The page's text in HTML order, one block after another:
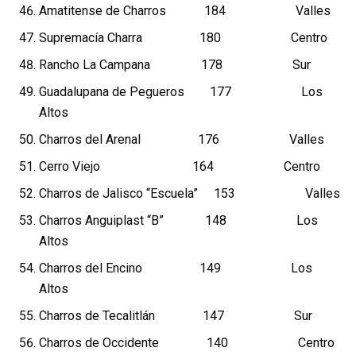
Amatitense de Charros 184 Valles
Supremacía Charra 180 Centro
Rancho La Campana 178 Sur
Guadalupana de Pegueros 177 Los
Altos
Charros del Arenal 176 Valles
Cerro Viejo 164 Centro
Charros de Jalisco “Escuela” 153 Valles
Charros Anguiplast “B” 148 Los
Altos
Charros del Encino 149 Los
Altos
Charros de Tecalitlán 147 Sur
Charros de Occidente 140 Centro